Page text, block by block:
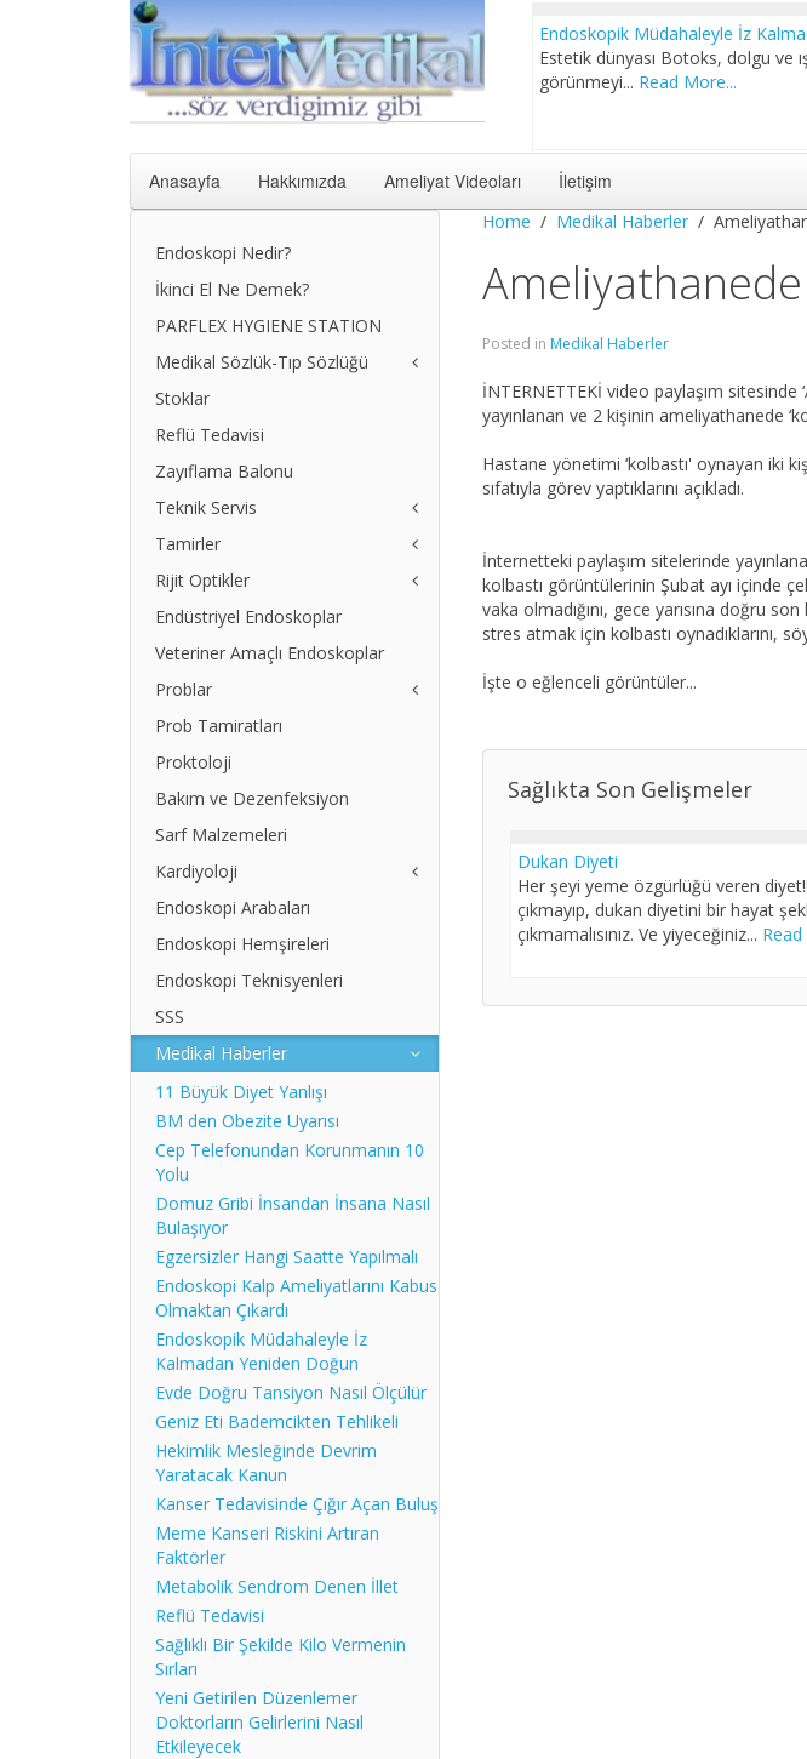
Endoskopik Müdahaleyle İz
Estetik dünyası Botoks, dolgu ve
görünmeyi... Read More...
Anasayfa Hakkımızda Ameliyat Videoları İletişim
Home Medikal Haberler
Ameliyathanede
Posted in Medikal Haberler
İNTERNETTEKİ video paylaşım sitesinde
yayınlanan ve 2 kişinin ameliyathanede
Hastane yönetimi ‘kolbastı' oynayan iki
sıfatıyla görev yaptıklarını açıkladı.
İnternetteki paylaşım sitelerinde
kolbastı görüntülerinin Şubat ayı içinde
vaka olmadığını, gece yarısına doğru
stres atmak için kolbastı oynadıklarını,
İşte o eğlenceli görüntüler...
Sağlıkta Son Gelişmeler
Dukan Diyeti
Her şeyi yeme özgürlüğü veren
çıkmayıp, dukan diyetini bir hayat
çıkmamalısınız. Ve yiyeceğiniz...
Endoskopi Nedir?
İkinci El Ne Demek?
PARFLEX HYGIENE STATION
Medikal Sözlük-Tıp Sözlüğü
Ciltte Pigment Değişimleri
Egzama Nedir
Gastroskopi Nedir
Kolonoskopi Nedir
Pulmoner Ödem Nedir
Safra Kesesi Taşları
Stoklar
Reflü Tedavisi
Zayıflama Balonu
Teknik Servis
Teknik Servis Formu
Endoskop Prossesor Bağlantı
Şeması
Tamirler
Endovizyon Tamirleri
Rijit Optikler
2. El Rijit Optikler
Arızalı Olanı Getirin, Yenisini Verelim
Endüstriyel Endoskoplar
Veteriner Amaçlı Endoskoplar
Problar
Tee Prob Tamiri
Tee Prob Tamiri 2
Ultrason Probları Fiyat Listesi
Prob Tamiratları
Proktoloji
Bakım ve Dezenfeksiyon
Sarf Malzemeleri
Kardiyoloji
Ekg
EKG - 60G
EKG-80-GL
EKG IKO 3
EKG 112 D
HB Monitörleri
Defibrilatör
CardioAid 200B
Holter
Efor Testi
Endoskopi Arabaları
Endoskopi Hemşireleri
Endoskopi Teknisyenleri
SSS
Medikal Haberler
11 Büyük Diyet Yanlışı
BM den Obezite Uyarısı
Cep Telefonundan Korunmanın 10
Yolu
Domuz Gribi İnsandan İnsana Nasıl
Bulaşıyor
Egzersizler Hangi Saatte Yapılmalı
Endoskopi Kalp Ameliyatlarını Kabus
Olmaktan Çıkardı
Endoskopik Müdahaleyle İz
Kalmadan Yeniden Doğun
Evde Doğru Tansiyon Nasıl Ölçülür
Geniz Eti Bademcikten Tehlikeli
Hekimlik Mesleğinde Devrim
Yaratacak Kanun
Kanser Tedavisinde Çığır Açan Buluş
Meme Kanseri Riskini Artıran
Faktörler
Metabolik Sendrom Denen İllet
Reflü Tedavisi
Sağlıklı Bir Şekilde Kilo Vermenin
Sırları
Yeni Getirilen Düzenlemer
Doktorların Gelirlerini Nasıl
Etkileyecek